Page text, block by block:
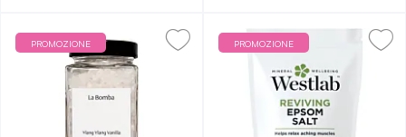
PROMOZIONE PROMOZIONE